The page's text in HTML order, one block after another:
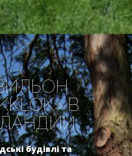
В
будівлі та